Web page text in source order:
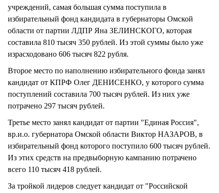
учреждений, самая большая сумма поступила в
избирательный фонд кандидата в губернаторы Омской
области от партии ЛДПР Яна ЗЕЛИНСКОГО, которая
составила 810 тысяч 350 рублей. Из этой суммы было уже
израсходовано 606 тысяч 822 рубля.
Второе место по наполнению избирательного фонда занял
кандидат от КПРФ Олег ДЕНИСЕНКО, у которого сумма
поступлений составила 700 тысяч рублей. Из них уже
потрачено 297 тысяч рублей.
Третье место занял кандидат от партии "Единая Россия",
вр.и.о. губернатора Омской области Виктор НАЗАРОВ, в
избирательный фонд которого поступило 600 тысяч рублей.
Из этих средств на предвыборную кампанию потрачено
всего 110 тысяч 418 рублей.
За тройкой лидеров следует кандидат от "Российской